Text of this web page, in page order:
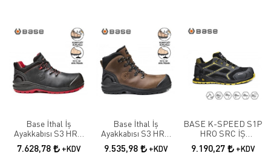
Base İthal İş
Ayakkabısı S3 HRO
SRC B0887N
7.628,78 +KDV
Base İthal İş
Ayakkabısı S3 HRO
SRC B0888
9.535,98 +KDV
BASE K-SPEED S1P
HRO SRC İŞ
AYAKKABISI
9.190,27 +KDV